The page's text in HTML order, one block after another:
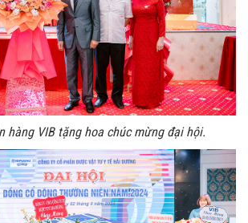
hàng VIB tặng hoa chúc mừng đại hội.